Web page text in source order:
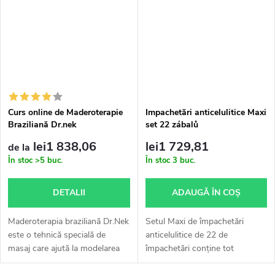
Curs online de Maderoterapie
Braziliană Dr.nek
de la lei1 838,06
În stoc >5 buc.
DETALII
Maderoterapia braziliană Dr.Nek
este o tehnică specială de
masaj care ajută la modelarea
siluetei. Datorită terapiei
Impachetări anticelulitice Maxi
set 22 zábalů
lei1 729,81
În stoc 3 buc.
ADAUGĂ ÎN COŞ
Setul Maxi de împachetări
anticelulitice de 22 de
împachetări conține tot
materialul necesar procedurii de